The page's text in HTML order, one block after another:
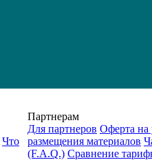
Что
Партнерам
Для партнеров Оферта на
размещения материалов
(F.A.Q.) Cравнение